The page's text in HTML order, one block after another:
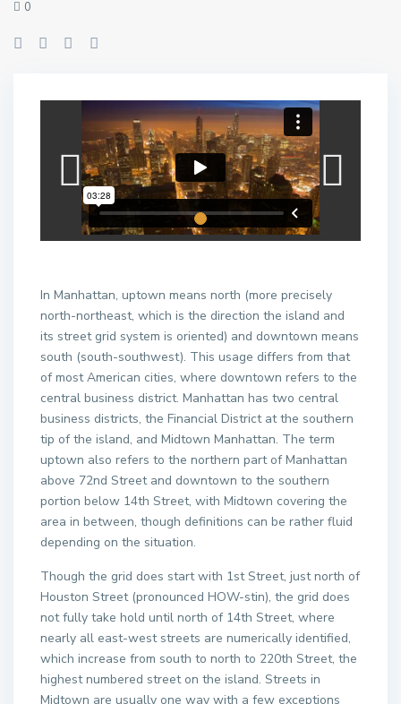
0
In Manhattan, uptown means north (more precisely
north-northeast, which is the direction the island and
its street grid system is oriented) and downtown means
south (south-southwest). This usage differs from that
of most American cities, where downtown refers to the
central business district. Manhattan has two central
business districts, the Financial District at the southern
tip of the island, and Midtown Manhattan. The term
uptown also refers to the northern part of Manhattan
above 72nd Street and downtown to the southern
portion below 14th Street, with Midtown covering the
area in between, though definitions can be rather fluid
depending on the situation.
Though the grid does start with 1st Street, just north of
Houston Street (pronounced HOW-stin), the grid does
not fully take hold until north of 14th Street, where
nearly all east-west streets are numerically identified,
which increase from south to north to 220th Street, the
highest numbered street on the island. Streets in
Midtown are usually one way with a few exceptions